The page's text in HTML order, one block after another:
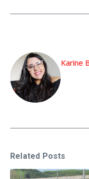
Karine
Related Posts